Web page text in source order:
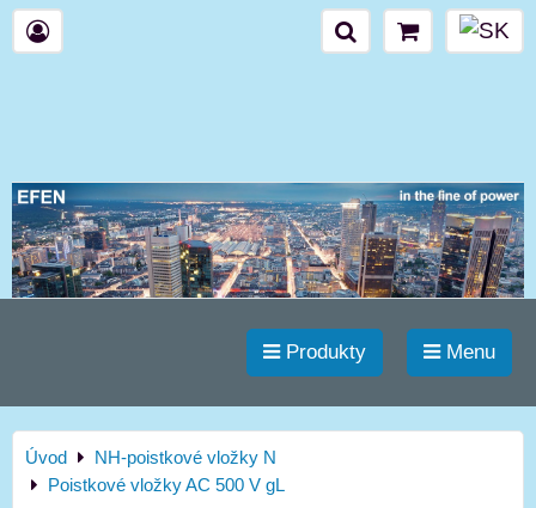
Produkty Menu
Úvod
NH-poistkové vložky N
Poistkové vložky AC 500 V gL